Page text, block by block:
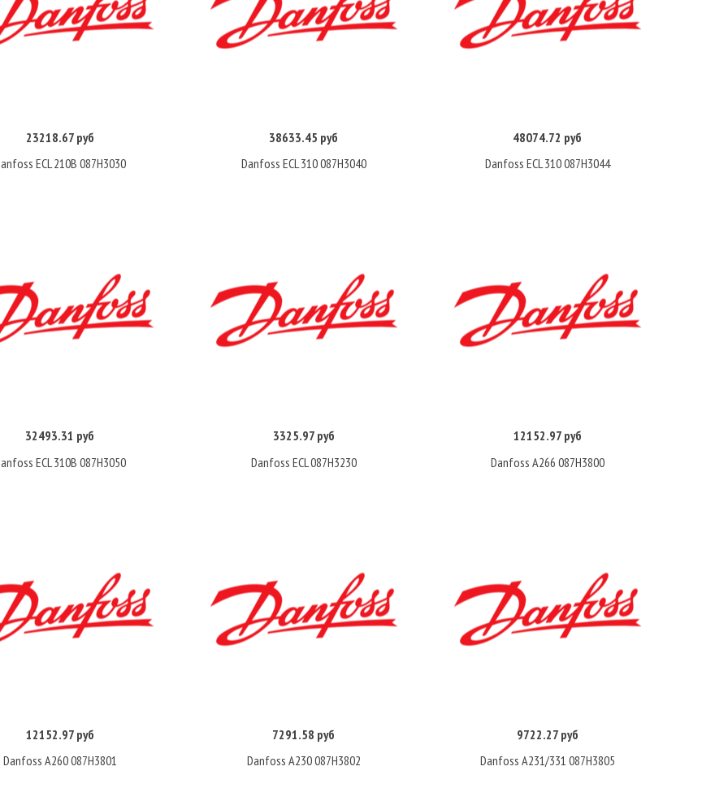
Купить
23218.67 руб
ECL 210B 087H3030
Купить
38633.45 руб
Danfoss ECL 310 087H3040
Купить
48074.72 руб
Danfoss ECL 310 087H3044
Купить
32493.31 руб
ECL 310B 087H3050
Купить
3325.97 руб
Danfoss ECL 087H3230
Купить
12152.97 руб
Danfoss A266 087H3800
Купить
12152.97 руб
Danfoss A260 087H3801
Купить
7291.58 руб
Danfoss A230 087H3802
Купить
9722.27 руб
Danfoss A231/331 087H3805